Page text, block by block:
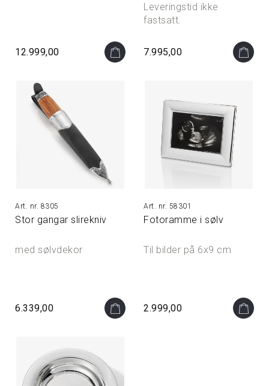
12.999,00
Leveringstid ikke
fastsatt.
7.995,00
8305
Stor gangar slirekniv
med sølvdekor
6.339,00
58301
Fotoramme i sølv
Til bilder på 6x9 cm
2.999,00